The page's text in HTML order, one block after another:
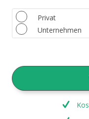
Privat
Unternehmen